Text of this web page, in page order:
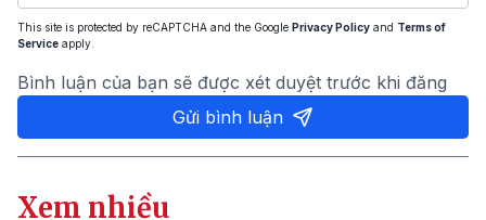
This site is protected by reCAPTCHA and the Google Privacy Policy and Terms of
Service apply.
Bình luận của bạn sẽ được xét duyệt trước khi đăng
Gửi bình luận
Xem nhiều